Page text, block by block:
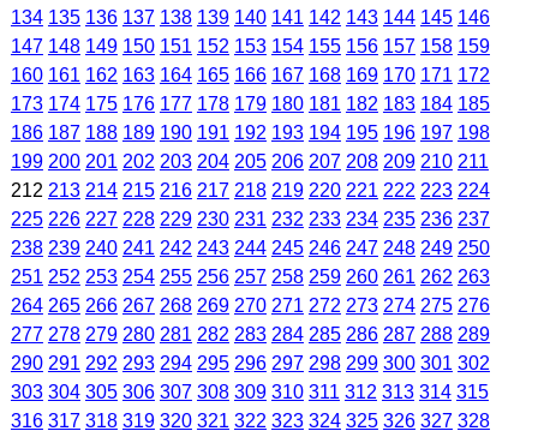
134 135 136 137 138 139 140 141 142 143 144 145 146
147 148 149 150 151 152 153 154 155 156 157 158 159
160 161 162 163 164 165 166 167 168 169 170 171 172
173 174 175 176 177 178 179 180 181 182 183 184 185
186 187 188 189 190 191 192 193 194 195 196 197 198
199 200 201 202 203 204 205 206 207 208 209 210 211
212 213 214 215 216 217 218 219 220 221 222 223 224
225 226 227 228 229 230 231 232 233 234 235 236 237
238 239 240 241 242 243 244 245 246 247 248 249 250
251 252 253 254 255 256 257 258 259 260 261 262 263
264 265 266 267 268 269 270 271 272 273 274 275 276
277 278 279 280 281 282 283 284 285 286 287 288 289
290 291 292 293 294 295 296 297 298 299 300 301 302
303 304 305 306 307 308 309 310 311 312 313 314 315
316 317 318 319 320 321 322 323 324 325 326 327 328